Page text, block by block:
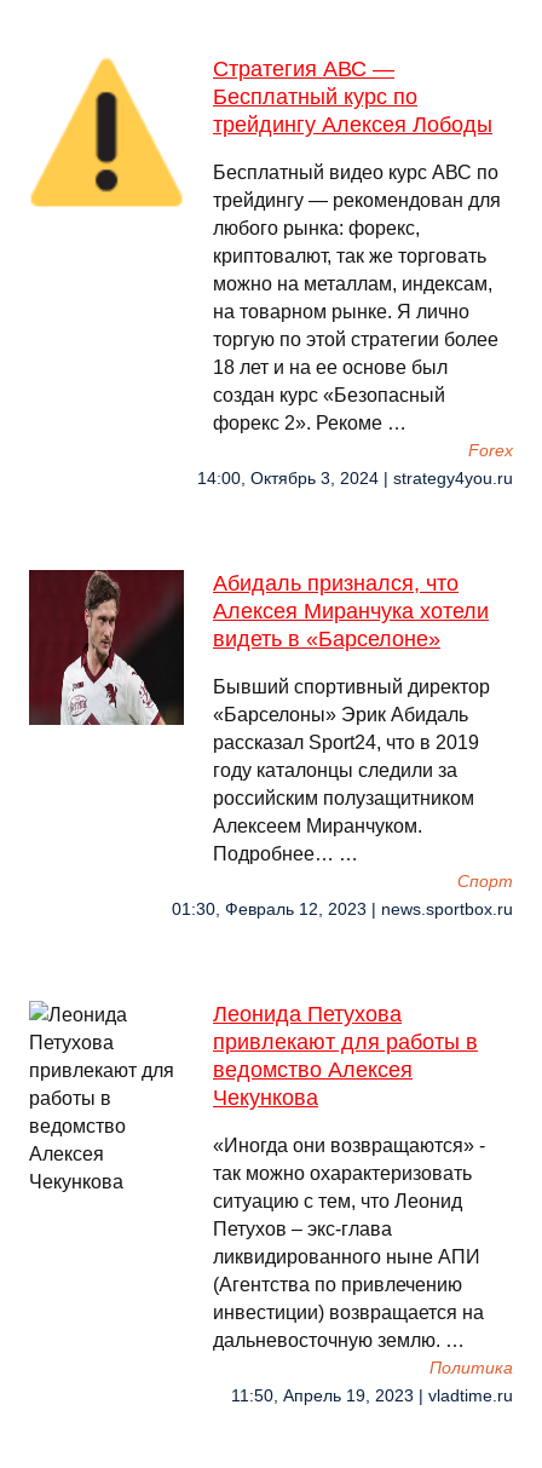
Стратегия АВС —
Бесплатный курс по
трейдингу Алексея Лободы
Бесплатный видео курс АВС по
трейдингу — рекомендован для
любого рынка: форекс,
криптовалют, так же торговать
можно на металлам, индексам,
на товарном рынке. Я лично
торгую по этой стратегии более
18 лет и на ее основе был
создан курс «Безопасный
форекс 2». Рекоме …
Forex
14:00, Октябрь 3, 2024 | strategy4you.ru
Абидаль признался, что
Алексея Миранчука хотели
видеть в «Барселоне»
Бывший спортивный директор
«Барселоны» Эрик Абидаль
рассказал Sport24, что в 2019
году каталонцы следили за
российским полузащитником
Алексеем Миранчуком.
Подробнее… …
Спорт
01:30, Февраль 12, 2023 | news.sportbox.ru
Леонида Петухова
привлекают для работы в
ведомство Алексея
Чекункова
«Иногда они возвращаются» -
так можно охарактеризовать
ситуацию с тем, что Леонид
Петухов – экс-глава
ликвидированного ныне АПИ
(Агентства по привлечению
инвестиции) возвращается на
дальневосточную землю. …
Политика
11:50, Апрель 19, 2023 | vladtime.ru